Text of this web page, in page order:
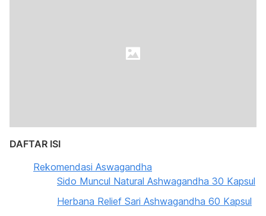
DAFTAR ISI
Rekomendasi Aswagandha
Sido Muncul Natural Ashwagandha 30 Kapsul
Herbana Relief Sari Ashwagandha 60 Kapsul